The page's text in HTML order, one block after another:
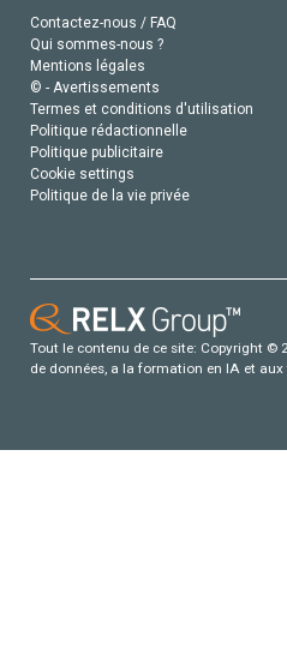
Contactez-nous / FAQ
Qui sommes-nous ?
Mentions légales
© - Avertissements
Termes et conditions d'utilisation
Politique rédactionnelle
Politique publicitaire
Cookie settings
Politique de la vie privée
Tout le contenu de ce site: Copyright ©
de données, a la formation en IA et